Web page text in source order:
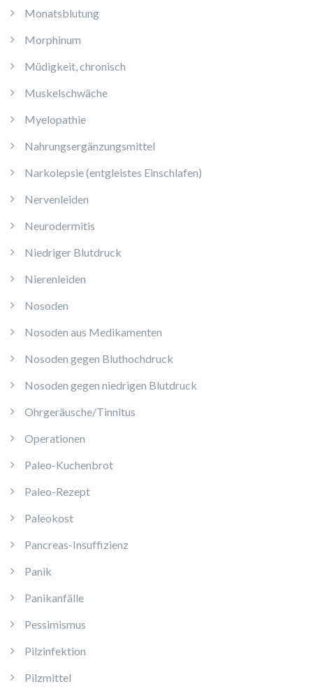
Monatsblutung
Morphinum
Müdigkeit, chronisch
Muskelschwäche
Myelopathie
Nahrungsergänzungsmittel
Narkolepsie (entgleistes Einschlafen)
Nervenleiden
Neurodermitis
Niedriger Blutdruck
Nierenleiden
Nosoden
Nosoden aus Medikamenten
Nosoden gegen Bluthochdruck
Nosoden gegen niedrigen Blutdruck
Ohrgeräusche/Tinnitus
Operationen
Paleo-Kuchenbrot
Paleo-Rezept
Paleokost
Pancreas-Insuffizienz
Panik
Panikanfälle
Pessimismus
Pilzinfektion
Pilzmittel